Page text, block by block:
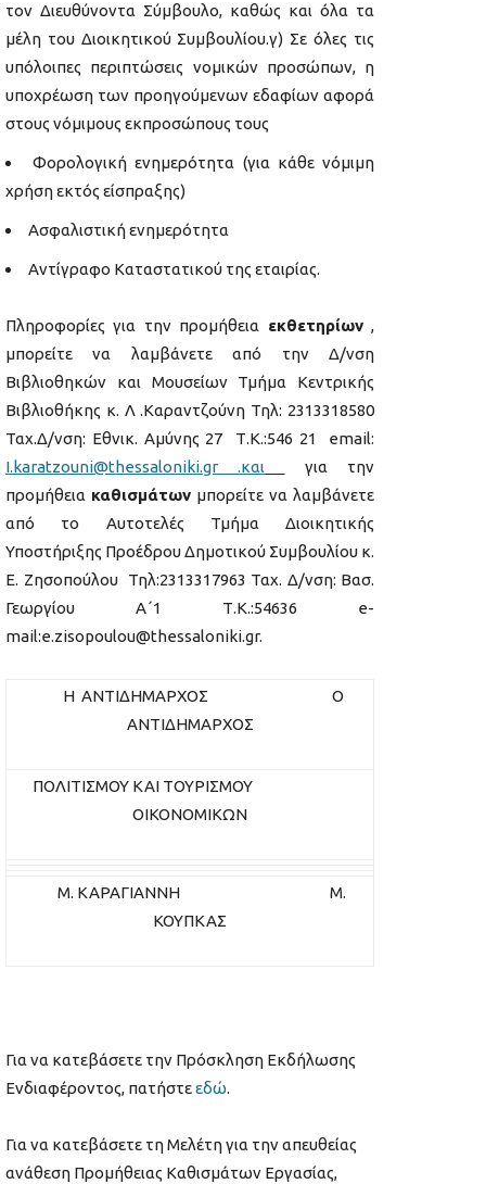
τον Διευθύνοντα Σύμβουλο, καθώς και όλα τα
μέλη του Διοικητικού Συμβουλίου.γ) Σε όλες τις
υπόλοιπες περιπτώσεις νομικών προσώπων, η
υποχρέωση των προηγούμενων εδαφίων αφορά
στους νόμιμους εκπροσώπους τους
Φορολογική ενημερότητα (για κάθε νόμιμη
χρήση εκτός είσπραξης)
Ασφαλιστική ενημερότητα
Αντίγραφο Καταστατικού της εταιρίας.
Πληροφορίες για την προμήθεια εκθετηρίων,
μπορείτε να λαμβάνετε από την Δ/νση
Βιβλιοθηκών και Μουσείων Τμήμα Κεντρικής
Βιβλιοθήκης κ. Λ .Καραντζούνη Τηλ: 2313318580
Ταχ.Δ/νση: Εθνικ. Αμύνης 27 Τ.Κ.:546 21 email:
Ι.karatzouni@thessaloniki.gr .και
για την
προμήθεια καθισμάτων μπορείτε να λαμβάνετε
από το Αυτοτελές Τμήμα Διοικητικής
Υποστήριξης Προέδρου Δημοτικού Συμβουλίου κ.
Ε. Ζησοπούλου Τηλ:2313317963 Ταχ. Δ/νση: Βασ.
Γεωργίου Α΄1 Τ.Κ.:54636 e-
mail:e.zisopoulou@thessaloniki.gr.
H ΑΝΤΙΔΗΜΑΡΧΟΣ Ο
ΑΝΤΙΔΗΜΑΡΧΟΣ
ΠΟΛΙΤΙΣΜΟΥ ΚΑΙ ΤΟΥΡΙΣΜΟΥ
ΟΙΚΟΝΟΜΙΚΩΝ
Μ. ΚΑΡΑΓΙΑΝΝΗ Μ.
ΚΟΥΠΚΑΣ
Για να κατεβάσετε την Πρόσκληση Εκδήλωσης
Ενδιαφέροντος, πατήστεεδώ.
Για να κατεβάσετε τη Μελέτη για την απευθείας
ανάθεση Προμήθειας Καθισμάτων Εργασίας,